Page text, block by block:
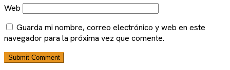
Web
Guarda mi nombre, correo electrónico y web en este
navegador para la próxima vez que comente.